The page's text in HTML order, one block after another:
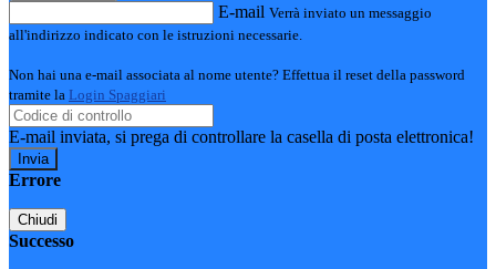
E-mail Verrà inviato un messaggio
all'indirizzo indicato con le istruzioni necessarie.
Non hai una e-mail associata al nome utente? Effettua il reset della password
tramite la Login Spaggiari
E-mail inviata, si prega di controllare la casella di posta elettronica!
Errore
Chiudi
Successo